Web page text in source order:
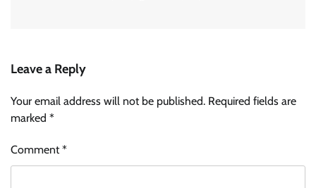
Leave a Reply
Your email address will not be published. Required fields are
marked *
Comment*